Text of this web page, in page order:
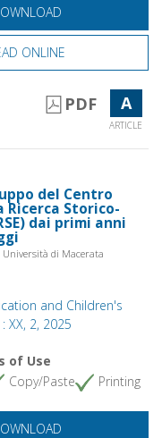
ONLINE
PDF A
ARTICLE
del Centro
Storico-
dai primi anni
di Macerata
and Children's
XX, 2, 2025
of Use
Copy/Paste Printing